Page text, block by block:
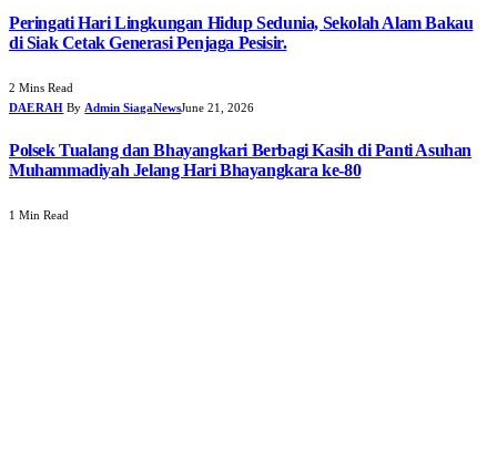
Peringati Hari Lingkungan Hidup Sedunia, Sekolah Alam Bakau
di Siak Cetak Generasi Penjaga Pesisir.
2 Mins Read
DAERAH By Admin SiagaNewsJune 21, 2026
Polsek Tualang dan Bhayangkari Berbagi Kasih di Panti Asuhan
Muhammadiyah Jelang Hari Bhayangkara ke-80
1 Min Read